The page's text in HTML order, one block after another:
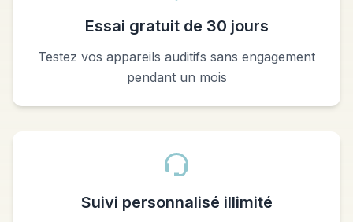
Essai gratuit de 30 jours
Testez vos appareils auditifs sans engagement
pendant un mois
Suivi personnalisé illimité